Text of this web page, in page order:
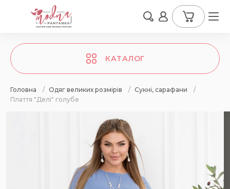
КАТАЛОГ
Головна / Одяг великих розмірів / Сукні, сарафани
/
Плаття "Делі" голубе